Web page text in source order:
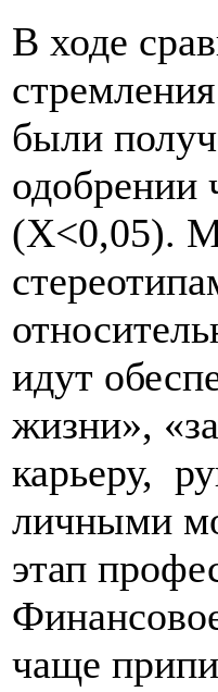
В ходе
были
одобрении
(X<0,05).
идут
жизни»,
карьеру,
личными
этап
чаще